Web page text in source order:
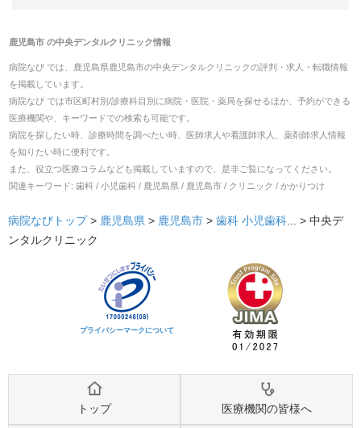
鹿児島市の中央デンタルクリニック情報
病院なび では、 鹿児島県鹿児島市の中央デンタルクリニックの評判・求人・転職情報
を掲載しています。
病院なび では市区町村別/診療科目別に病院・医院・薬局を探せるほか、予約ができる
医療機関や、キーワードでの検索も可能です。
病院を探したい時、診療時間を調べたい時、医師求人や看護師求人、薬剤師求人情報
を知りたい時に便利です。
また、役立つ医療コラムなども掲載していますので、是非ご覧になってください。
関連キーワード: 歯科 / 小児歯科 / 鹿児島県 / 鹿児島市 / クリニック / かかりつけ
病院なびトップ > 鹿児島県 > 鹿児島市 > 歯科 小児歯科... > 中央デ
ンタルクリニック
プライバシーマークについて
トップ 医療機関の皆様へ